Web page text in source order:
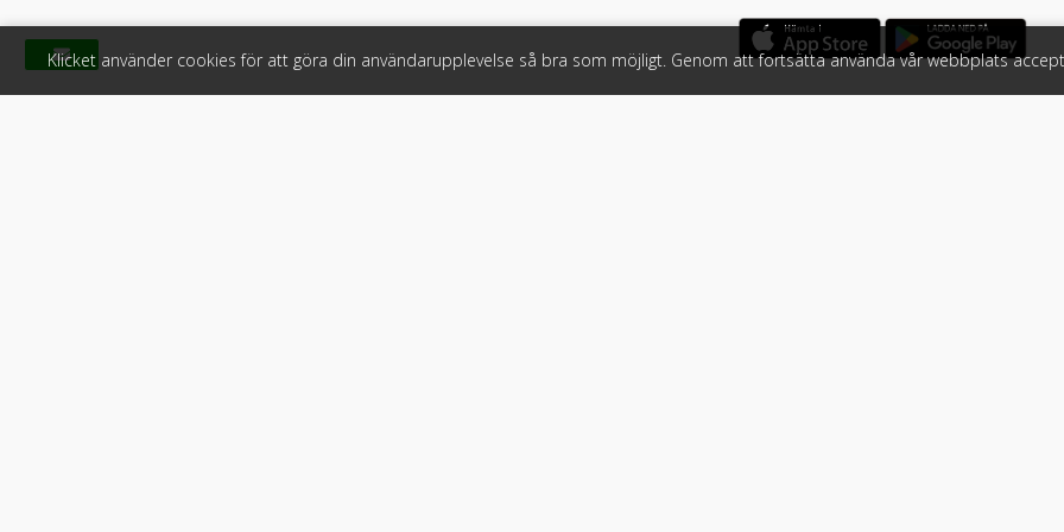
Klicket använder cookies för att göra din användarupplevelse så bra som möjligt. Genom att fortsätta använda vår webbplats